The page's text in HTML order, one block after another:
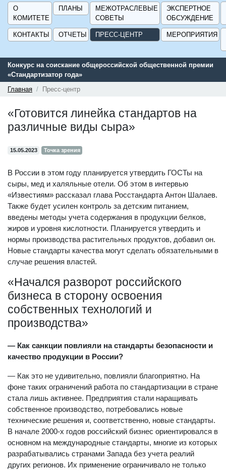
О
КОМИТЕТЕ
ПЛАНЫ
МЕЖОТРАСЛЕВЫЕ
СОВЕТЫ
ЭКСПЕРТНОЕ
ОБСУЖДЕНИЕ
КОНТАКТЫ ОТЧЕТЫ ПРЕСС-ЦЕНТР МЕРОПРИЯТИЯ
Конкурс на соискание общероссийской общественной премии
«Стандартизатор года»
Главная
Пресс-центр
«Готовится линейка стандартов на
различные виды сыра»
15.05.2023 Точка зрения
В России в этом году планируется утвердить ГОСТы на
сыры, мед и халяльные отели. Об этом в интервью
«Известиям» рассказал глава Росстандарта Антон Шалаев.
Также будет усилен контроль за детским питанием,
введены методы учета содержания в продукции белков,
жиров и уровня кислотности. Планируется утвердить и
нормы производства растительных продуктов, добавил он.
Новые стандарты качества могут сделать обязательными в
случае решения властей.
«Начался разворот российского
бизнеса в сторону освоения
собственных технологий и
производства»
— Как санкции повлияли на стандарты безопасности и
качество продукции в России?
— Как это не удивительно, повлияли благоприятно. На
фоне таких ограничений работа по стандартизации в стране
стала лишь активнее. Предприятия стали наращивать
собственное производство, потребовались новые
технические решения и, соответственно, новые стандарты.
В начале 2000-х годов российский бизнес ориентировался в
основном на международные стандарты, многие из которых
разрабатывались странами Запада без учета реалий
других регионов. Их применение ограничивало не только